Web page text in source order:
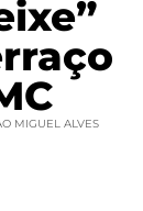
MIGUEL ALVES